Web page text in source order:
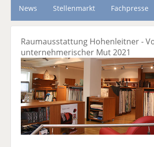
News Stellenmarkt Fachpresse
Raumausstattung Hohenleitner -
unternehmerischer Mut 2021